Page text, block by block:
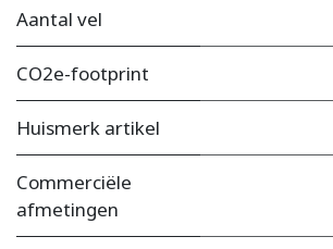
Aantal vel
CO2e-footprint
Huismerk artikel
Commerciële
afmetingen